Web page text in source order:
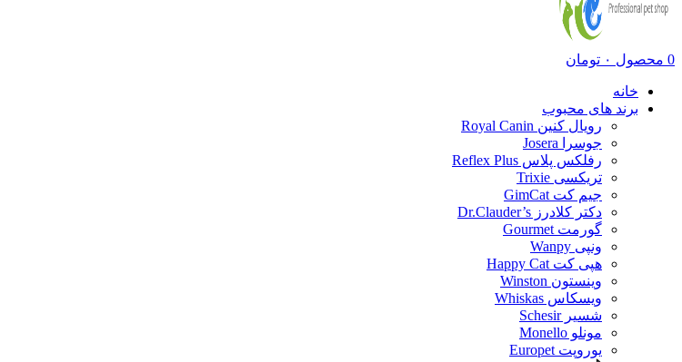
0 محصول ۰ تومان
خانه
برند های محبوب
رویال کنین Royal Canin
جوسرا Josera
رفلکس پلاس Reflex Plus
تریکسی Trixie
جیم کت GimCat
دکتر کلادرز Dr.Clauder’s
گورمت Gourmet
ونپی Wanpy
هپی کت Happy Cat
وینستون Winston
ویسکاس Whiskas
شسیر Schesir
مونلو Monello
یوروپت Europet